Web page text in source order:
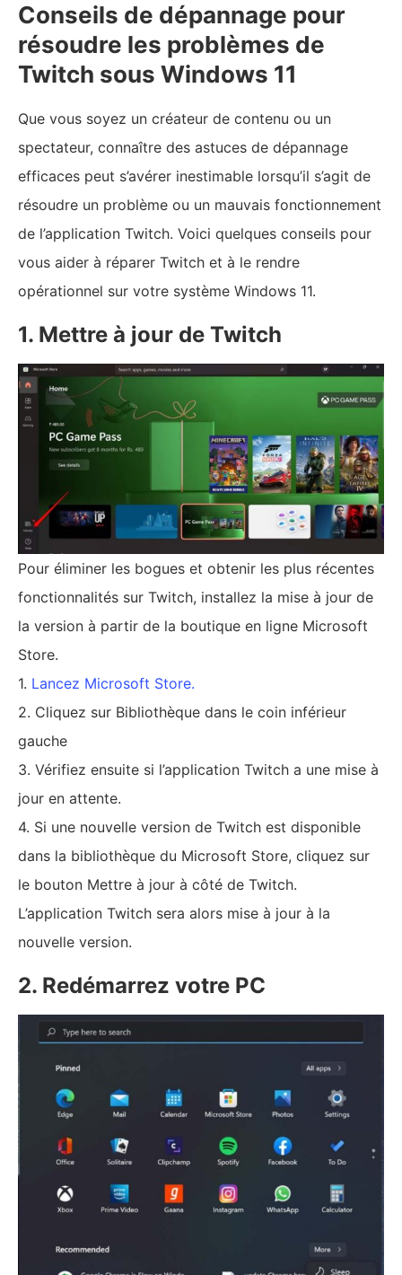
Conseils de dépannage pour
résoudre les problèmes de
Twitch sous Windows 11
Que vous soyez un créateur de contenu ou un
spectateur, connaître des astuces de dépannage
efficaces peut s’avérer inestimable lorsqu’il s’agit de
résoudre un problème ou un mauvais fonctionnement
de l’application Twitch. Voici quelques conseils pour
vous aider à réparer Twitch et à le rendre
opérationnel sur votre système Windows 11.
1. Mettre à jour de Twitch
Pour éliminer les bogues et obtenir les plus récentes
fonctionnalités sur Twitch, installez la mise à jour de
la version à partir de la boutique en ligne Microsoft
Store.
1. Lancez Microsoft Store.
2. Cliquez sur Bibliothèque dans le coin inférieur
gauche
3. Vérifiez ensuite si l’application Twitch a une mise à
jour en attente.
4. Si une nouvelle version de Twitch est disponible
dans la bibliothèque du Microsoft Store, cliquez sur
le bouton Mettre à jour à côté de Twitch.
L’application Twitch sera alors mise à jour à la
nouvelle version.
2. Redémarrez votre PC